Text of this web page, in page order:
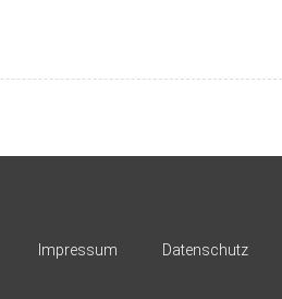
Impressum Datenschutz